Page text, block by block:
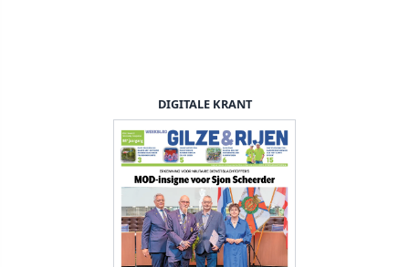
DIGITALE KRANT